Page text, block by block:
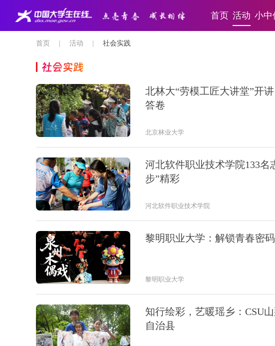
首页 活动 小中
首页 活动 社会实践
社会实践
北林大“劳模工匠大讲堂”开
答卷
北京林业大学
河北软件职业技术学院133名
步”精彩
河北软件职业技术学院
黎明职业大学：解锁青春密
黎明职业大学
知行绘彩，艺暖瑶乡：CSU
自治县